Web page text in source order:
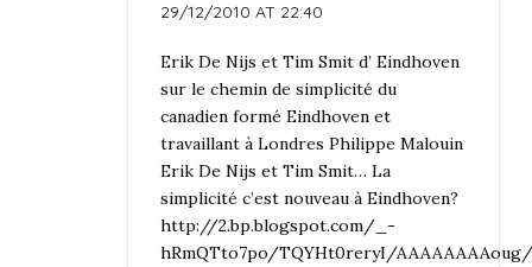
29/12/2010 AT 22:40
Erik De Nijs et Tim Smit d’ Eindhoven
sur le chemin de simplicité du
canadien formé Eindhoven et
travaillant à Londres Philippe Malouin
Erik De Nijs et Tim Smit… La
simplicité c’est nouveau à Eindhoven?
http://2.bp.blogspot.com/_-
hRmQTto7po/TQYHt0reryI/